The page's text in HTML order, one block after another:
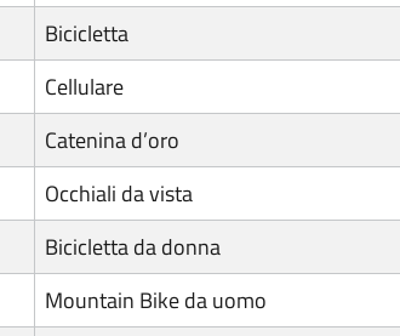
Bicicletta
Cellulare
Catenina d’oro
Occhiali da vista
Bicicletta da donna
Mountain Bike da uomo